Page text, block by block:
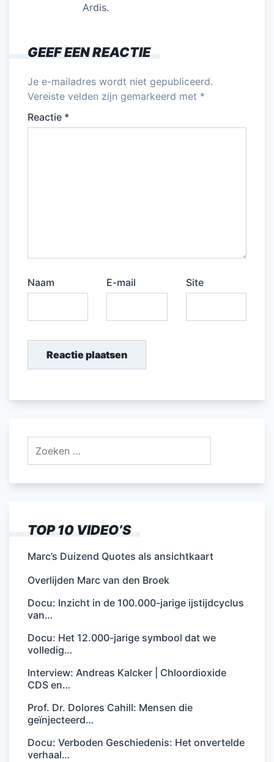
Ardis.
GEEF EEN REACTIE
Je e-mailadres wordt niet gepubliceerd.
Vereiste velden zijn gemarkeerd met *
Reactie *
Naam E-mail Site
Zoeken
TOP 10 VIDEO’S
Marc’s Duizend Quotes als ansichtkaart
Overlijden Marc van den Broek
Docu: Inzicht in de 100.000-jarige ijstijdcyclus
van…
Docu: Het 12.000-jarige symbool dat we
volledig…
Interview: Andreas Kalcker | Chloordioxide
CDS en…
Prof. Dr. Dolores Cahill: Mensen die
geïnjecteerd…
Docu: Verboden Geschiedenis: Het onvertelde
verhaal…